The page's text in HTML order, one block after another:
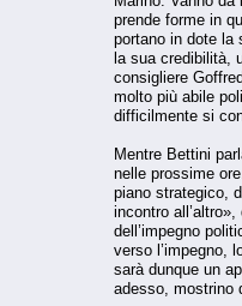
prende forme in
portano in dote la
la sua credibilità,
consigliere
molto più abile
difficilmente si
Mentre Bettini
nelle prossime
piano strategico,
incontro
dell’impegno
verso l’impegno,
sarà dunque un
adesso, mostrino